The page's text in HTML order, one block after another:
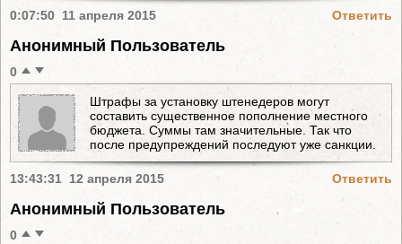
0:07:50 11 апреля 2015 Ответить
Анонимный Пользователь
0
Штрафы за установку штенедеров могут
составить существенное пополнение местного
бюджета. Суммы там значительные. Так что
после предупреждений последуют уже санкции.
13:43:31 12 апреля 2015 Ответить
Анонимный Пользователь
0